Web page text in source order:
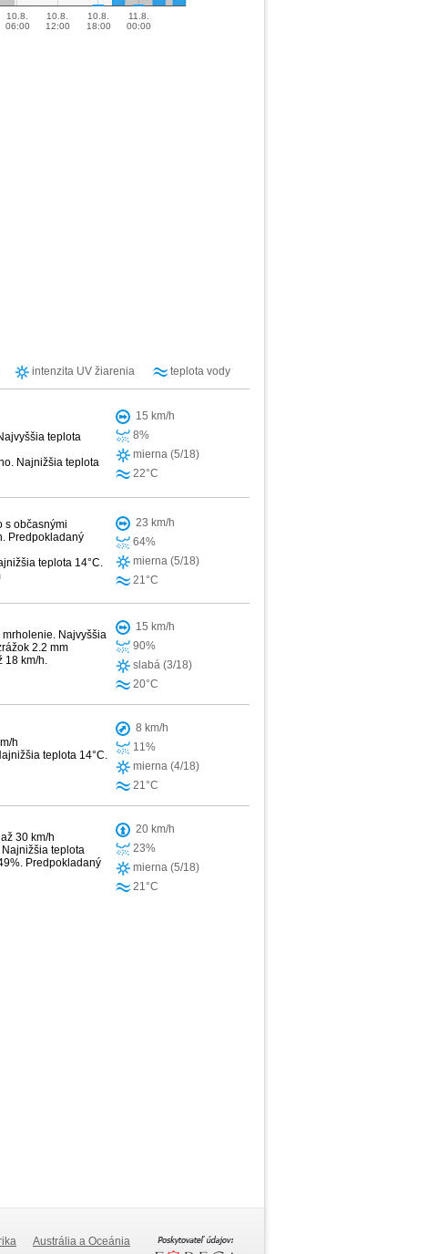
10.8.
06:00
10.8.
12:00
10.8.
18:00
11.8.
00:00
intenzita UV žiarenia teplota vody
teplota
Najnižšia teplota
15 km/h
8%
mierna (5/18)
22°C
s občasnými
Predpokladaný
teplota 14°C.
23 km/h
64%
mierna (5/18)
21°C
Najvyššia
2.2 mm
18 km/h.
15 km/h
90%
slabá (3/18)
20°C
h
teplota 14°C.
8 km/h
11%
mierna (4/18)
21°C
30 km/h
teplota
Predpokladaný
20 km/h
23%
mierna (5/18)
21°C
Austrália a Oceánia